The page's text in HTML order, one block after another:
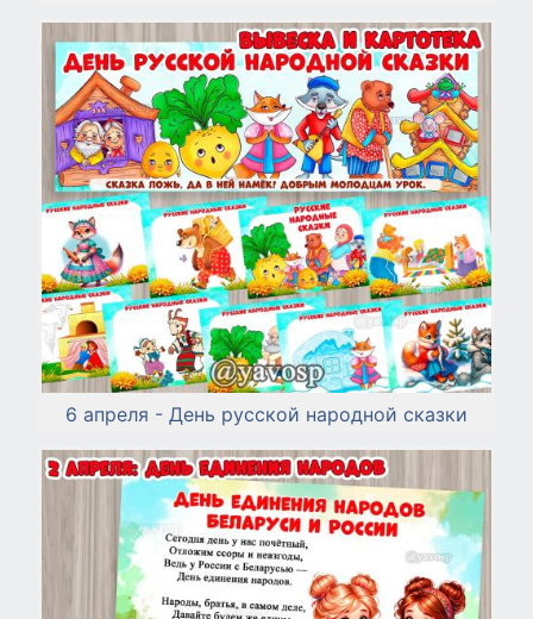
6 апреля - День русской народной сказки